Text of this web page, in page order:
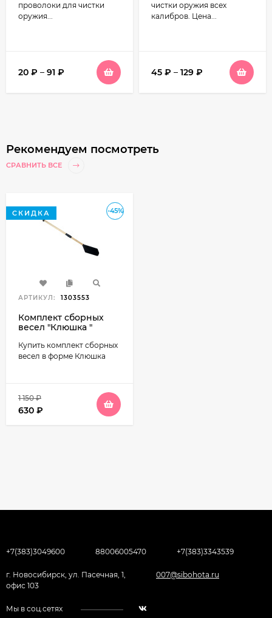
проволоки для чистки
оружия...
20 ₽ – 91 ₽
чистки оружия всех
калибров. Цена...
45 ₽ – 129 ₽
Рекомендуем посмотреть
СРАВНИТЬ ВСЕ
-45%
СКИДКА
АРТИКУЛ: 1303553
Комплект сборных
весел "Клюшка "
Купить комплект сборных
весел в форме Клюшка
1 150₽
630 ₽
+7(383)3049600 88006005470 +7(383)3343539
г. Новосибирск, ул. Пасечная, 1,
офис 103
007@sibohota.ru
Мы в соц.сетях